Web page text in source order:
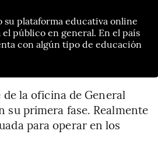
plataforma educativa online
público en general. En el país
con algún tipo de educación
la oficina de General
su primera fase. Realmente
para operar en los